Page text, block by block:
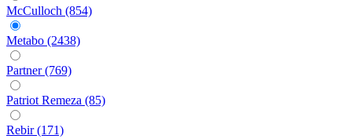
McCulloch (854)
Metabo (2438)
Partner (769)
Patriot Remeza (85)
Rebir (171)